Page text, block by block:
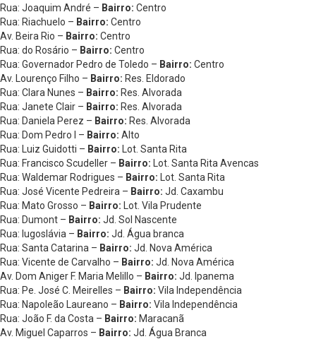
Rua: Joaquim André – Bairro: Centro
Rua: Riachuelo – Bairro: Centro
Av. Beira Rio – Bairro: Centro
Rua: do Rosário – Bairro: Centro
Rua: Governador Pedro de Toledo – Bairro: Centro
Av. Lourenço Filho – Bairro: Res. Eldorado
Rua: Clara Nunes – Bairro: Res. Alvorada
Rua: Janete Clair – Bairro: Res. Alvorada
Rua: Daniela Perez – Bairro: Res. Alvorada
Rua: Dom Pedro I – Bairro: Alto
Rua: Luiz Guidotti – Bairro: Lot. Santa Rita
Rua: Francisco Scudeller – Bairro: Lot. Santa Rita Avencas
Rua: Waldemar Rodrigues – Bairro: Lot. Santa Rita
Rua: José Vicente Pedreira – Bairro: Jd. Caxambu
Rua: Mato Grosso – Bairro: Lot. Vila Prudente
Rua: Dumont – Bairro: Jd. Sol Nascente
Rua: Iugoslávia – Bairro: Jd. Água branca
Rua: Santa Catarina – Bairro: Jd. Nova América
Rua: Vicente de Carvalho – Bairro: Jd. Nova América
Av. Dom Aniger F. Maria Melillo – Bairro: Jd. Ipanema
Rua: Pe. José C. Meirelles – Bairro: Vila Independência
Rua: Napoleão Laureano – Bairro: Vila Independência
Rua: João F. da Costa – Bairro: Maracanã
Av. Miguel Caparros – Bairro: Jd. Água Branca